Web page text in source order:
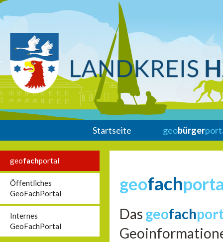
Startseite geobürger
geofachportal
Öffentliches
GeoFachPortal
Internes
GeoFachPortal
geofach
Das geofach